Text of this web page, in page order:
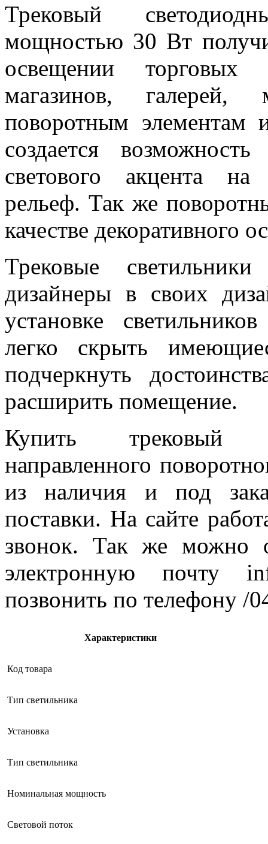
Трековый
мощностью 30 Вт
освещении торговых
магазинов, галерей,
поворотным элементам
создается
светового акцента
рельеф. Так же
качестве декоративного
Трековые
дизайнеры в своих
установке
легко скрыть
подчеркнуть
расширить помещение.
Купить трековый
направленного
из наличия и под
поставки. На сайте
звонок. Так же можно
электронную почту
позвонить по телефону /
Характеристики
Код товара
Тип светильника
Установка
Тип светильника
Номинальная мощность
Световой поток